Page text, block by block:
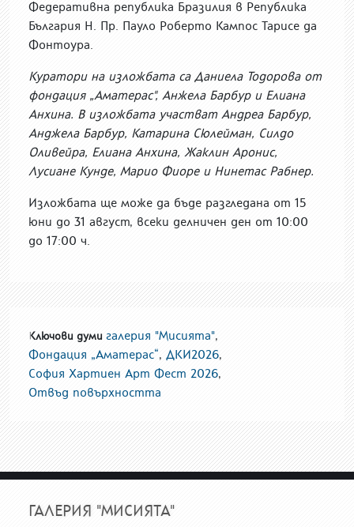
Федеративна република Бразилия в Република
България Н. Пр. Пауло Роберто Кампос Тарисе да
Фонтоура.
Куратори на изложбата са Даниела Тодорова от
фондация „Аматерас", Анжела Барбур и Елиана
Анхина. В изложбата участват Андреа Барбур,
Анджела Барбур, Катарина Сюлейман, Силдо
Оливейра, Елиана Анхина, Жаклин Аронис,
Лусиане Кунде, Марио Фиоре и Нинетас Рабнер.
Изложбата ще може да бъде разгледана от 15
юни до 31 август, всеки делничен ден от 10:00
до 17:00 ч.
Ключови думи галерия "Мисията",
Фондация „Аматерас“, ДКИ2026,
София Хартиен Арт Фест 2026,
Отвъд повърхността
ГАЛЕРИЯ "МИСИЯТА"